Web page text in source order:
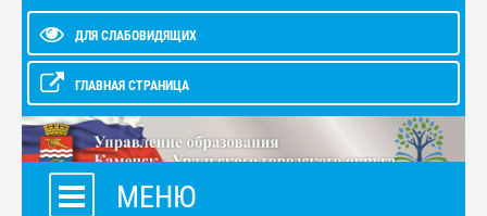
ДЛЯ СЛАБОВИДЯЩИХ
ГЛАВНАЯ СТРАНИЦА
МЕНЮ